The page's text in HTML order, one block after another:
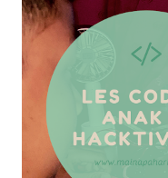
banyak pertanyaan di
juga ada banyak orang
sebagian besar dari kita
Siapa tahu saat Bunga
tahu tentang sesuatu di
bisa membantu.
yang kutulis berjudul “